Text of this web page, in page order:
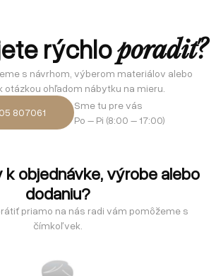
rýchloporadiť?
s návrhom, výberom materiálov alebo
otázkou ohľadom nábytku na mieru.
807061
Sme tu pre vás
Po – Pi (8:00 – 17:00)
k objednávke, výrobe alebo
dodaniu?
priamo na nás radi vám pomôžeme s
čímkoľvek.